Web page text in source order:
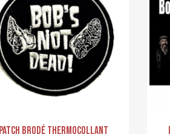
Aperçu rapide
PATCH Brodé Thermocollant